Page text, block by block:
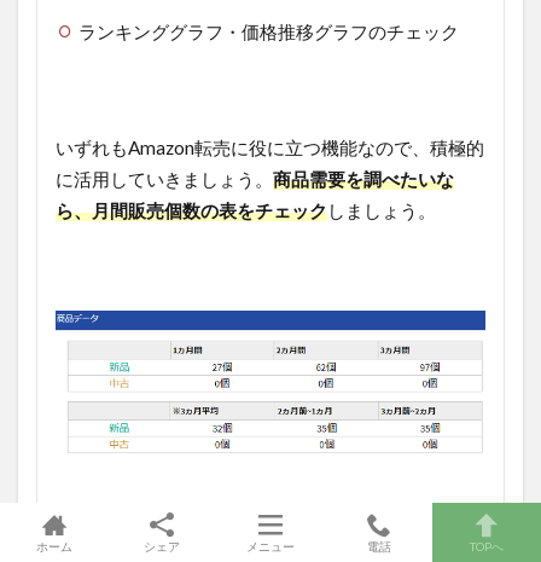
ランキンググラフ・価格推移グラフのチェック
いずれもAmazon転売に役に立つ機能なので、積極的
に活用していきましょう。 商品需要を調べたいな
ら、月間販売個数の表をチェックしましょう。
ホーム シェア メニュー 電話 TOPへ